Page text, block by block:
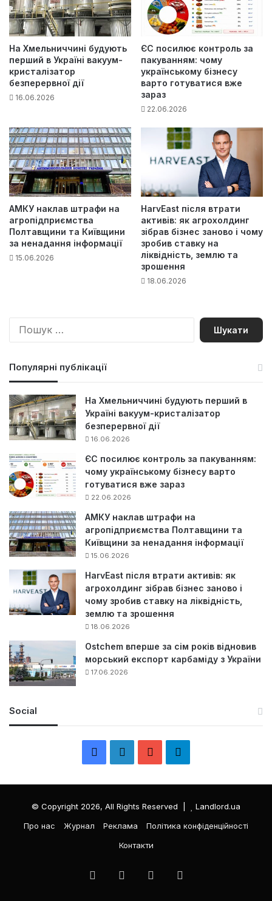
На Хмельниччині будують
перший в Україні вакуум-
кристалізатор
безперервної дії
16.06.2026
ЄС посилює контроль за
пакуванням: чому
українському бізнесу
варто готуватися вже
зараз
22.06.2026
АМКУ наклав штрафи на
агропідприємства
Полтавщини та Київщини
за ненадання інформації
15.06.2026
HarvEast після втрати
активів: як агрохолдинг
зібрав бізнес заново і чому
зробив ставку на
ліквідність, землю та
зрошення
18.06.2026
П
Популярні публікації
На Хмельниччині будують перший в
Україні вакуум-кристалізатор
безперервної дії
16.06.2026
ЄС посилює контроль за пакуванням:
чому українському бізнесу варто
готуватися вже зараз
22.06.2026
АМКУ наклав штрафи на
агропідприємства Полтавщини та
Київщини за ненадання інформації
15.06.2026
HarvEast після втрати активів: як
агрохолдинг зібрав бізнес заново і
чому зробив ставку на ліквідність,
землю та зрошення
18.06.2026
Ostchem вперше за сім років відновив
морський експорт карбаміду з України
17.06.2026
Social
e
k
e
T
л
е
р
© Copyright 2026, All Rights Reserved |
Landlord.ua
Про нас
Журнал Реклама
Політика конфіденційності
Контакти
FacebookLinkedInYouTube